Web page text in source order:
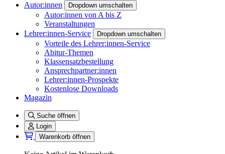
Autor:innen
Dropdown umschalten
Autor:innen von A bis Z
Veranstaltungen
Lehrer:innen-Service
Dropdown umschalten
Vorteile des Lehrer:innen-Service
Abitur-Themen
Klassensatzbestellung
Ansprechpartner:innen
Lehrer:innen-Prospekte
Kostenlose Downloads
Magazin
Suche öffnen
Login
Warenkorb öffnen